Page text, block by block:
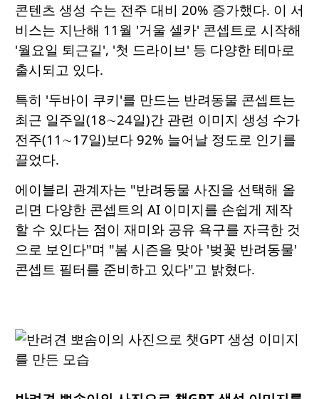
콘텐츠 생성 수는 전주 대비 20% 증가했다. 이 서
비스는 지난해 11월 '거울 셀카' 콘셉트로 시작해
'월요일 퇴근길', '첫 드라이브' 등 다양한 테마로
출시되고 있다.
특히 '두바이 쿠키'를 만드는 반려동물 콘셉트는
최근 일주일(18∼24일)간 관련 이미지 생성 수가
전주(11∼17일)보다 92% 늘어날 정도로 인기를
끌었다.
에이블리 관계자는 "반려동물 사진을 선택해 올
리면 다양한 콘셉트의 AI 이미지를 손쉽게 제작
할 수 있다는 점이 재미와 공유 욕구를 자극한 것
으로 보인다"며 "봄 시즌을 맞아 '벚꽃 반려동물'
콘셉트 필터를 준비하고 있다"고 밝혔다.